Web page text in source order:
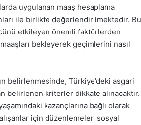
uygulanan maaş hesaplama
ile birlikte değerlendirilmektedir. Bu
etkileyen önemli faktörlerden
bekleyerek geçimlerini nasıl
belirlenmesinde, Türkiye’deki asgari
belirlenen kriterler dikkate alınacaktır.
kazançlarına bağlı olarak
için düzenlemeler, sosyal